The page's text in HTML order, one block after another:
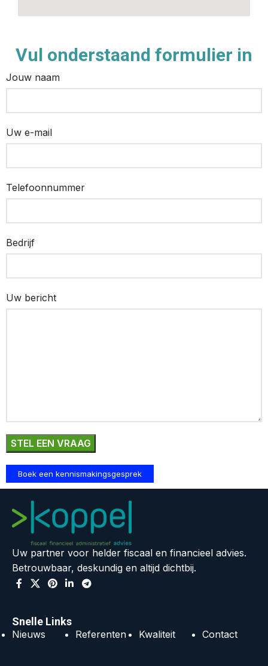
Vul onderstaand formulier in
Jouw naam
Uw e-mail
Telefoonnummer
Bedrijf
Uw bericht
Boek een kennismakingsgesprek
Uw partner voor helder fiscaal en financieel advies.
Betrouwbaar, deskundig en altijd dichtbij.
Snelle Links
Nieuws Referenten Kwaliteit Contact